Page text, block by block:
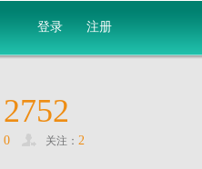
登录 注册
2752
0 关注： 2